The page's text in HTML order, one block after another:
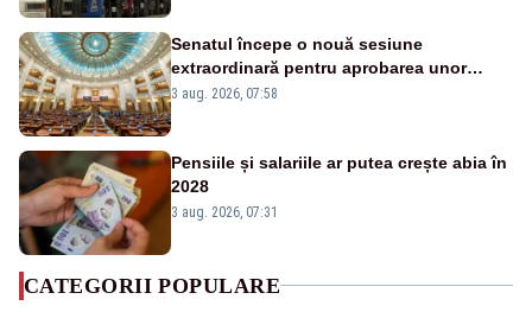
Senatul începe o nouă sesiune
extraordinară pentru aprobarea unor
jaloane din PNRR
3 aug. 2026, 07:58
Pensiile și salariile ar putea crește abia în
2028
3 aug. 2026, 07:31
CATEGORII POPULARE